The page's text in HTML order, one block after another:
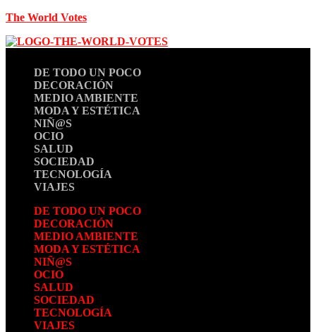
The World Votes
DE TODO UN POCO
DECORACIÓN
MEDIO AMBIENTE
MODA Y ESTÉTICA
NIÑ@S
OCIO
SALUD
SOCIEDAD
TECNOLOGÍA
VIAJES
DE TODO UN POCO
DECORACIÓN
MEDIO AMBIENTE
MODA Y ESTÉTICA
NIÑ@S
OCIO
SALUD
SOCIEDAD
TECNOLOGÍA
VIAJES